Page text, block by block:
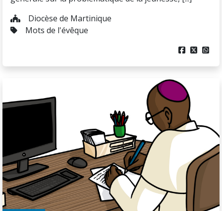
Diocèse de Martinique
Mots de l'évêque
  